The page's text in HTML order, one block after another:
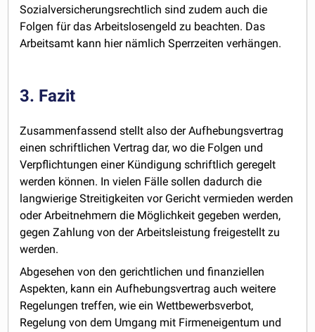
Sozialversicherungsrechtlich sind zudem auch die
Folgen für das Arbeitslosengeld zu beachten. Das
Arbeitsamt kann hier nämlich Sperrzeiten verhängen.
3. Fazit
Zusammenfassend stellt also der Aufhebungsvertrag
einen schriftlichen Vertrag dar, wo die Folgen und
Verpflichtungen einer Kündigung schriftlich geregelt
werden können. In vielen Fälle sollen dadurch die
langwierige Streitigkeiten vor Gericht vermieden werden
oder Arbeitnehmern die Möglichkeit gegeben werden,
gegen Zahlung von der Arbeitsleistung freigestellt zu
werden.
Abgesehen von den gerichtlichen und finanziellen
Aspekten, kann ein Aufhebungsvertrag auch weitere
Regelungen treffen, wie ein Wettbewerbsverbot,
Regelung von dem Umgang mit Firmeneigentum und